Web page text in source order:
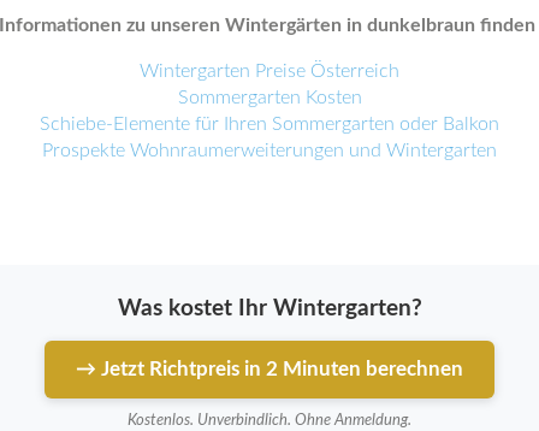
zu unseren Wintergärten in dunkelbraun finden
Wintergarten Preise Österreich
Sommergarten Kosten
Schiebe-Elemente für Ihren Sommergarten oder Balkon
Prospekte Wohnraumerweiterungen und Wintergarten
Was kostet Ihr Wintergarten?
→ Jetzt Richtpreis in 2 Minuten berechnen
Kostenlos. Unverbindlich. Ohne Anmeldung.